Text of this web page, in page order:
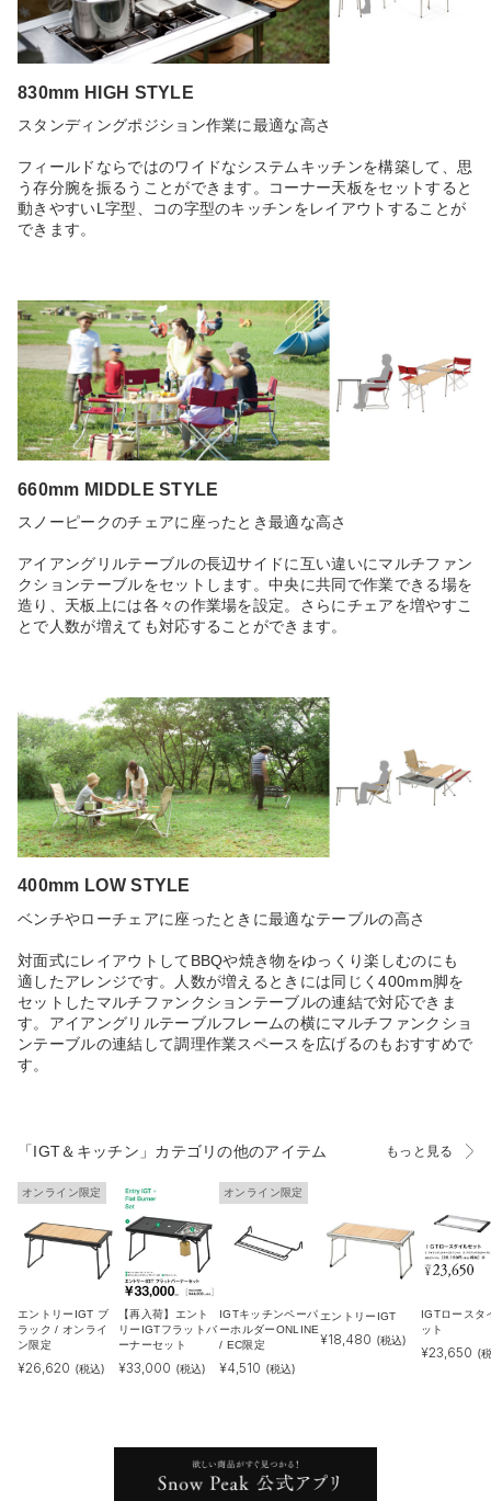
830mm HIGH STYLE
スタンディングポジション作業に最適な高さ
フィールドならではのワイドなシステムキッチンを構築して、思
う存分腕を振るうことができます。コーナー天板をセットすると
動きやすいL字型、コの字型のキッチンをレイアウトすることが
できます。
660mm MIDDLE STYLE
スノーピークのチェアに座ったとき最適な高さ
アイアングリルテーブルの長辺サイドに互い違いにマルチファン
クションテーブルをセットします。中央に共同で作業できる場を
造り、天板上には各々の作業場を設定。さらにチェアを増やすこ
とで人数が増えても対応することができます。
400mm LOW STYLE
ベンチやローチェアに座ったときに最適なテーブルの高さ
対面式にレイアウトしてBBQや焼き物をゆっくり楽しむのにも
適したアレンジです。人数が増えるときには同じく400mm脚を
セットしたマルチファンクションテーブルの連結で対応できま
す。アイアングリルテーブルフレームの横にマルチファンクショ
ンテーブルの連結して調理作業スペースを広げるのもおすすめで
す。
「IGT＆キッチン」カテゴリの他のアイテム もっと見る
オンライン限定
エントリーIGT ブ
ラック / オンライ
ン限定
¥26,620 (税込)
【再入荷】エント
リーIGTフラットバ
ーナーセット
¥33,000 (税込)
オンライン限定
IGTキッチンペーパ
ーホルダーONLINE
/ EC限定
¥4,510 (税込)
エントリーIGT
¥18,480 (税込)
IGTロースタ
ット
¥23,650 (